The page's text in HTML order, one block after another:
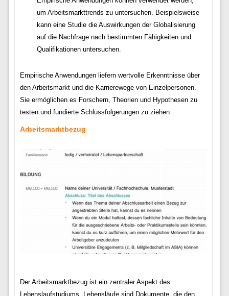
um Arbeitsmarkttrends zu untersuchen. Beispielsweise
kann eine Studie die Auswirkungen der Globalisierung
auf die Nachfrage nach bestimmten Fähigkeiten und
Qualifikationen untersuchen.
Empirische Anwendungen liefern wertvolle Erkenntnisse über
den Arbeitsmarkt und die Karrierewege von Einzelpersonen.
Sie ermöglichen es Forschern, Theorien und Hypothesen zu
testen und fundierte Schlussfolgerungen zu ziehen.
Arbeitsmarktbezug
Der Arbeitsmarktbezug ist ein zentraler Aspekt des
Lebenslaufstudiums. Lebensläufe sind Dokumente, die den